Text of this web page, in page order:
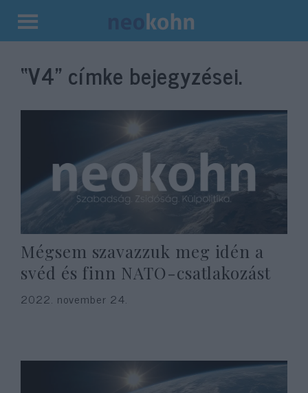
Kilépés
tartalomba
“V4” címke bejegyzései.
Mégsem szavazzuk meg idén a
svéd és finn NATO-csatlakozást
2022. november 24.